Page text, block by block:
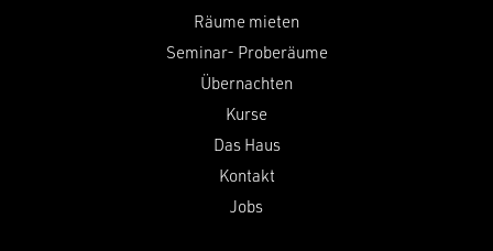
Räume mieten
Seminar- Proberäume
Übernachten
Kurse
Das Haus
Kontakt
Jobs